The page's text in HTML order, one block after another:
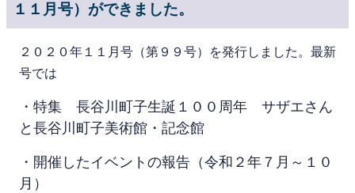
１１月号）ができました。
２０２０年１１月号（第９９号）を発行しました。最新
号では
・特集 長谷川町子生誕１００周年 サザエさん
と長谷川町子美術館・記念館
・開催したイベントの報告（令和２ 年７月～１０
月）